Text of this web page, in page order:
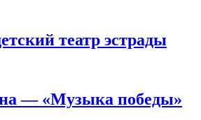
театр эстрады
— «Музыка победы»